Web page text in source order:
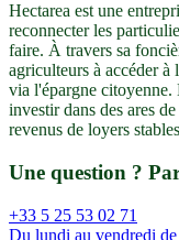
Hectarea est une
reconnecter les
faire. À travers sa
agriculteurs à accéder
via l'épargne citoyenne.
investir dans des ares
revenus de loyers
Une question ?
+33 5 25 53 02 71
Du lundi au vendredi